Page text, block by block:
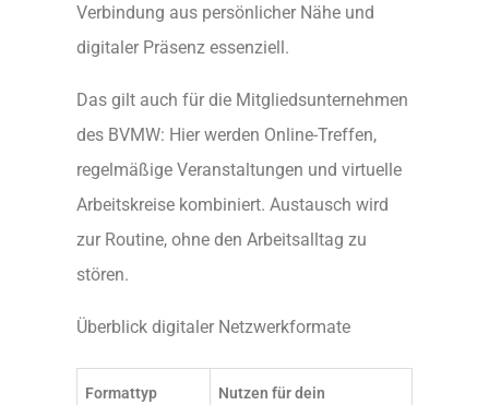
Verbindung aus persönlicher Nähe und
digitaler Präsenz essenziell.
Das gilt auch für die Mitgliedsunternehmen
des BVMW: Hier werden Online-Treffen,
regelmäßige Veranstaltungen und virtuelle
Arbeitskreise kombiniert. Austausch wird
zur Routine, ohne den Arbeitsalltag zu
stören.
Überblick digitaler Netzwerkformate
Formattyp
Nutzen für dein